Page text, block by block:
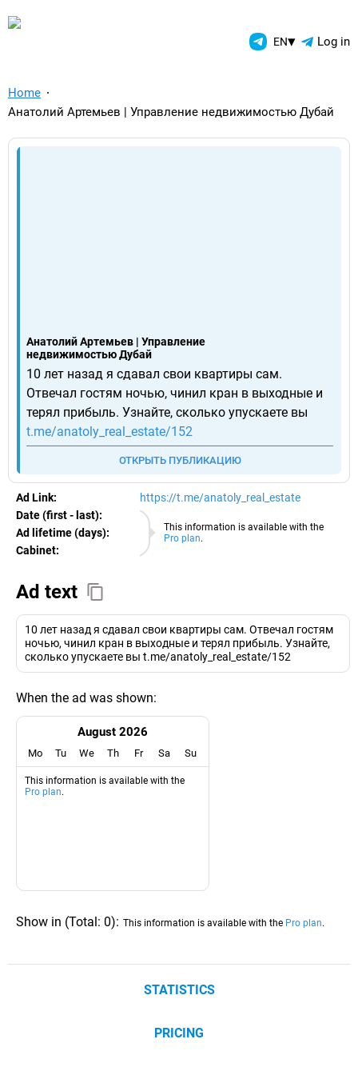
TelegramAds.com — EN▾ Log in
Home
Анатолий Артемьев | Управление недвижимостью Дубай
Анатолий Артемьев | Управление
недвижимостью Дубай
10 лет назад я сдавал свои квартиры сам.
Отвечал гостям ночью, чинил кран в выходные и
терял прибыль. Узнайте, сколько упускаете вы
t.me/anatoly_real_estate/152
ОТКРЫТЬ ПУБЛИКАЦИЮ
Ad Link: https://t.me/anatoly_real_estate
This information is available with the
Pro plan.
Date (first - last):
10.08.2026
Ad lifetime (days):
Cabinet:
EURO
Ad text
10 лет назад я сдавал свои квартиры сам. Отвечал гостям
ночью, чинил кран в выходные и терял прибыль. Узнайте,
сколько упускаете вы t.me/anatoly_real_estate/152
When the ad was shown:
August 2026
Mo Tu We Th Fr Sa Su
This information is available with the
Pro plan.
Show in (Total: 0): This information is available with the Pro plan.
STATISTICS
PRICING